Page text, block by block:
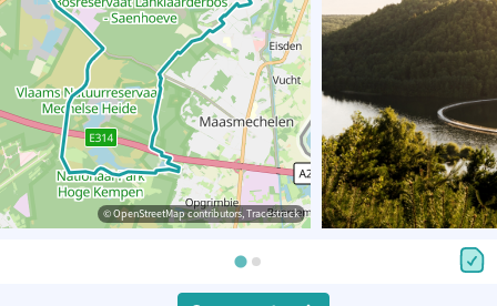
© OpenStreetMap contributors, Tracestrack